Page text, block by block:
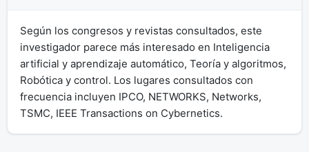
Según los congresos y revistas consultados, este
investigador parece más interesado en Inteligencia
artificial y aprendizaje automático, Teoría y algoritmos,
Robótica y control. Los lugares consultados con
frecuencia incluyen IPCO, NETWORKS, Networks,
TSMC, IEEE Transactions on Cybernetics.